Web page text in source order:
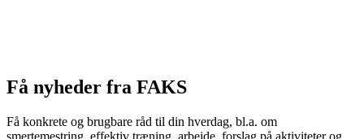
Få nyheder fra FAKS
Få konkrete og brugbare råd til din hverdag, bl.a. om